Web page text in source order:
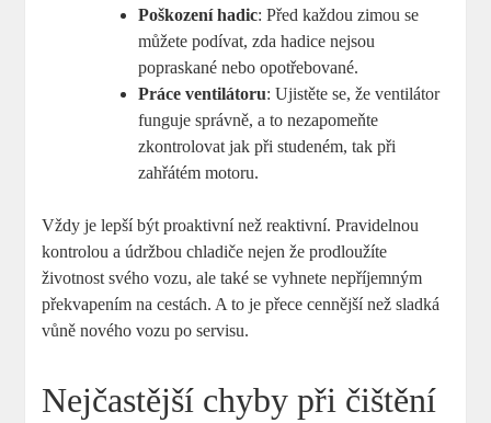
Poškození hadic: Před každou zimou se
můžete podívat, zda hadice nejsou
popraskané nebo opotřebované.
Práce ventilátoru: Ujistěte se, že ventilátor
funguje správně, a to nezapomeňte
zkontrolovat jak při studeném, tak při
zahřátém motoru.
Vždy je lepší být proaktivní než reaktivní. Pravidelnou
kontrolou a údržbou chladiče nejen že prodloužíte
životnost svého vozu, ale také se vyhnete nepříjemným
překvapením na cestách. A to je přece cennější než sladká
vůně nového vozu po servisu.
Nejčastější chyby při čištění